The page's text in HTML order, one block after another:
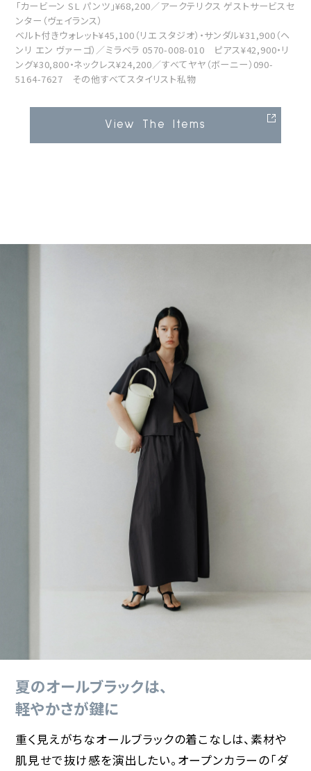
「カービーン SL パンツ」¥68,200／アークテリクス ゲストサービスセ
ンター（ヴェイランス）
ベルト付きウォレット¥45,100（リエ スタジオ）・サンダル¥31,900（ヘ
ンリ エン ヴァーゴ）／ミラベラ 0570-008-010 ピアス¥42,900・リ
ング¥30,800・ネックレス¥24,200／すべてヤヤ（ボーニー）090-
5164-7627 その他すべてスタイリスト私物
View The Items
夏のオールブラックは、
軽やかさが鍵に
重く見えがちなオールブラックの着こなしは、素材や
肌見せで抜け感を演出したい。オープンカラーの「ダ